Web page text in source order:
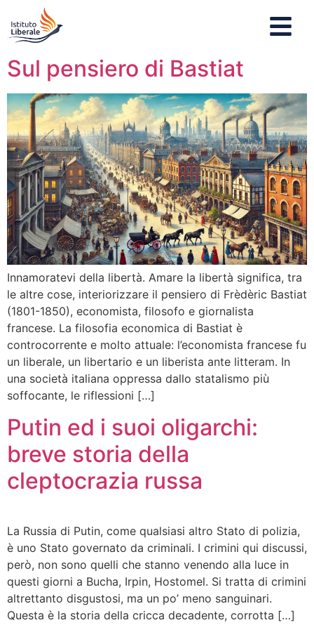
Sul pensiero di Bastiat
Innamoratevi della libertà. Amare la libertà significa, tra
le altre cose, interiorizzare il pensiero di Frèdèric Bastiat
(1801-1850), economista, filosofo e giornalista
francese. La filosofia economica di Bastiat è
controcorrente e molto attuale: l’economista francese fu
un liberale, un libertario e un liberista ante litteram. In
una società italiana oppressa dallo statalismo più
soffocante, le riflessioni […]
Putin ed i suoi oligarchi:
breve storia della
cleptocrazia russa
La Russia di Putin, come qualsiasi altro Stato di polizia,
è uno Stato governato da criminali. I crimini qui discussi,
però, non sono quelli che stanno venendo alla luce in
questi giorni a Bucha, Irpin, Hostomel. Si tratta di crimini
altrettanto disgustosi, ma un po’ meno sanguinari.
Questa è la storia della cricca decadente, corrotta […]